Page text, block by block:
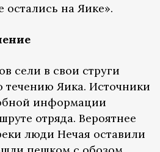
на Яике».
сели в свои струги
Яика. Источники
информации
отряда. Вероятнее
люди Нечая оставили